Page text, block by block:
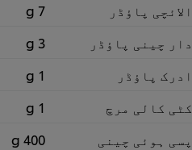
الائچی پاؤڈر
7 g
دار چینی پاؤڈر
3 g
ادرک پاؤڈر
1 g
کٹی کالی مرچ
1 g
پسی ہوئی چینی
400 g